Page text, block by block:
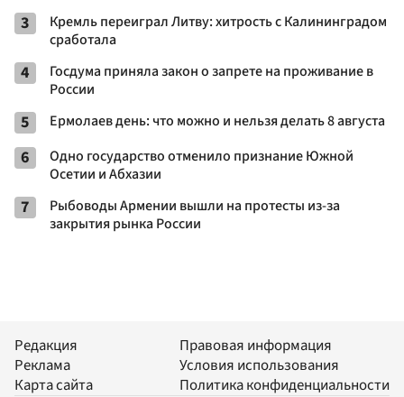
3
Кремль переиграл Литву: хитрость с Калининградом
сработала
4
Госдума приняла закон о запрете на проживание в
России
5 Ермолаев день: что можно и нельзя делать 8 августа
6
Одно государство отменило признание Южной
Осетии и Абхазии
7
Рыбоводы Армении вышли на протесты из-за
закрытия рынка России
Редакция
Реклама
Карта сайта
Правовая информация
Условия использования
Политика конфиденциальности